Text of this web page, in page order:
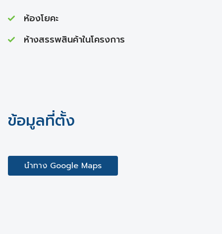
ห้องโยคะ
ห้างสรรพสินค้าในโครงการ
ข้อมูลที่ตั้ง
นำทาง Google Maps